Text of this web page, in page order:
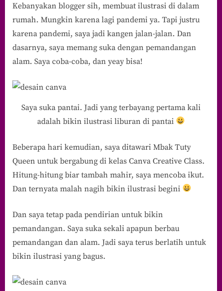
Kebanyakan blogger sih, membuat ilustrasi di dalam
rumah. Mungkin karena lagi pandemi ya. Tapi justru
karena pandemi, saya jadi kangen jalan-jalan. Dan
dasarnya, saya memang suka dengan pemandangan
alam. Saya coba-coba, dan yeay bisa!
Saya suka pantai. Jadi yang terbayang pertama kali
adalah bikin ilustrasi liburan di pantai
Beberapa hari kemudian, saya ditawari Mbak Tuty
Queen untuk bergabung di kelas Canva Creative Class.
Hitung-hitung biar tambah mahir, saya mencoba ikut.
Dan ternyata malah nagih bikin ilustrasi begini
Dan saya tetap pada pendirian untuk bikin
pemandangan. Saya suka sekali apapun berbau
pemandangan dan alam. Jadi saya terus berlatih untuk
bikin ilustrasi yang bagus.